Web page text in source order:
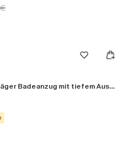
Brauner Breite Träger Badeanzug mit tiefem Ausschnitt